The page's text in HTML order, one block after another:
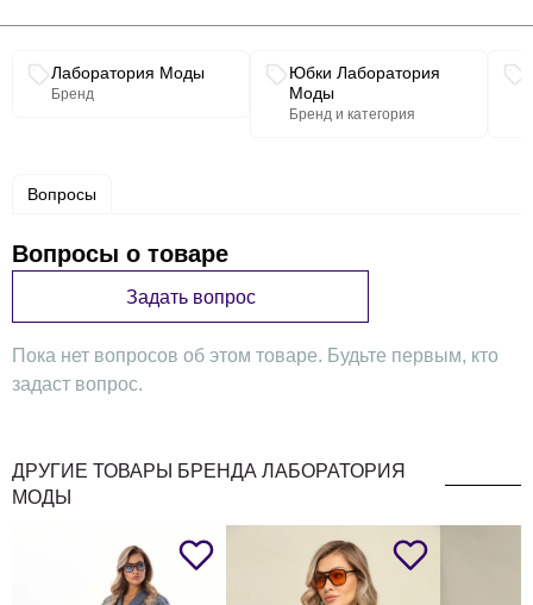
юбка 42 48 50 56
ОТ 82 86 90
Длина
Связанные разделы каталога
Лаборатория Моды
Бренд
Юбки Лаборатория
Моды
Бренд и категория
Вопросы
Вопросы о товаре
Задать вопрос
Пока нет вопросов об этом товаре. Будьте первым, кто
задаст вопрос.
ДРУГИЕ ТОВАРЫ БРЕНДА ЛАБОРАТОРИЯ
МОДЫ